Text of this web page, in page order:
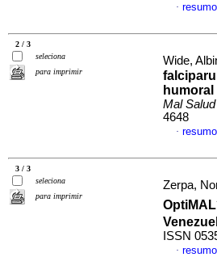
·
2 / 3
seleciona
para imprimir
Wide,
Mal
4648
·
3 / 3
seleciona
para imprimir
Zerpa,
OptiMAL
ISSN
·